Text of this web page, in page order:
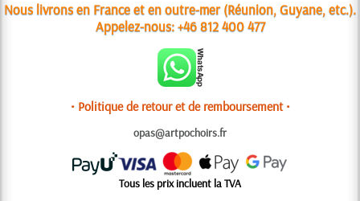
Nous livrons en France et en outre-mer (Réunion, Guyane, etc.).
Appelez-nous:+46 812 400 477
• Politique de retour et de remboursement •
opas@artpochoirs.fr
Tous les prix incluent la TVA